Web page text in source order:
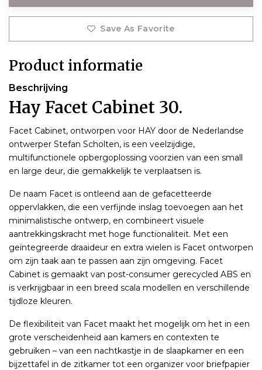
Save As Favorite
Product informatie
Beschrijving
Hay Facet Cabinet 30.
Facet Cabinet, ontworpen voor HAY door de Nederlandse
ontwerper Stefan Scholten, is een veelzijdige,
multifunctionele opbergoplossing voorzien van een small
en large deur, die gemakkelijk te verplaatsen is.
De naam Facet is ontleend aan de gefacetteerde
oppervlakken, die een verfijnde inslag toevoegen aan het
minimalistische ontwerp, en combineert visuele
aantrekkingskracht met hoge functionaliteit. Met een
geïntegreerde draaideur en extra wielen is Facet ontworpen
om zijn taak aan te passen aan zijn omgeving. Facet
Cabinet is gemaakt van post-consumer gerecycled ABS en
is verkrijgbaar in een breed scala modellen en verschillende
tijdloze kleuren.
De flexibiliteit van Facet maakt het mogelijk om het in een
grote verscheidenheid aan kamers en contexten te
gebruiken – van een nachtkastje in de slaapkamer en een
bijzettafel in de zitkamer tot een organizer voor briefpapier